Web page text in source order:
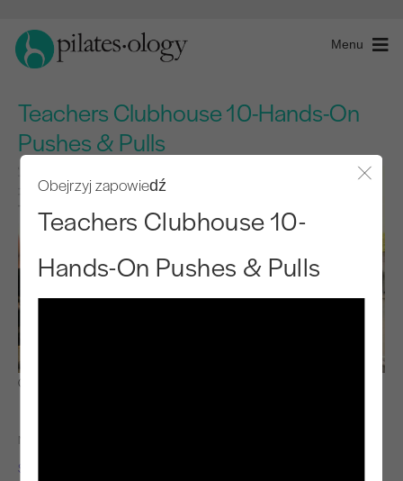
Menu
Teachers Clubhouse 10-Hands-On
Pushes & Pulls
Obejrzyj zapowiedź
Teachers Clubhouse 10-
Hands-On Pushes & Pulls
Obserwuj i ucz się
NAUCZYCIEL
Sandy Shimoda